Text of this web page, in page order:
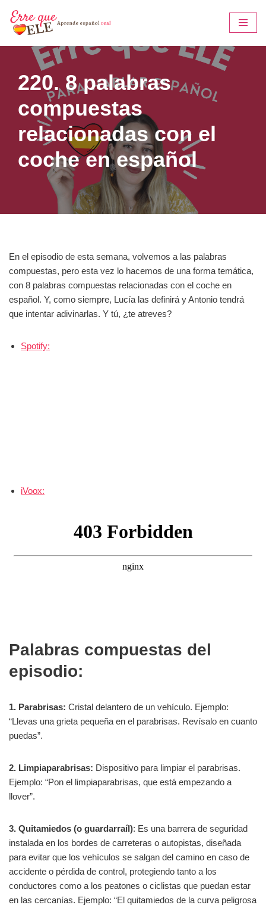
Saltar
al
contenido
220. 8 palabras
compuestas
relacionadas con el
coche en español
En el episodio de esta semana, volvemos a las palabras
compuestas, pero esta vez lo hacemos de una forma temática,
con 8 palabras compuestas relacionadas con el coche en
español. Y, como siempre, Lucía las definirá y Antonio tendrá
que intentar adivinarlas. Y tú, ¿te atreves?
Spotify:
iVoox:
Palabras compuestas del
episodio:
1. Parabrisas: Cristal delantero de un vehículo. Ejemplo:
“Llevas una grieta pequeña en el parabrisas. Revísalo en cuanto
puedas”.
2. Limpiaparabrisas: Dispositivo para limpiar el parabrisas.
Ejemplo: “Pon el limpiaparabrisas, que está empezando a
llover”.
3. Quitamiedos (o guardarraíl): Es una barrera de seguridad
instalada en los bordes de carreteras o autopistas, diseñada
para evitar que los vehículos se salgan del camino en caso de
accidente o pérdida de control, protegiendo tanto a los
conductores como a los peatones o ciclistas que puedan estar
en las cercanías. Ejemplo: “El quitamiedos de la curva peligrosa